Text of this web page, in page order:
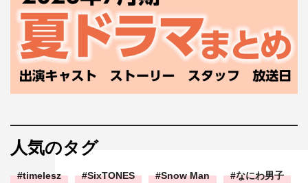
人気のタグ
timelesz SixTONES Snow Man なにわ男子